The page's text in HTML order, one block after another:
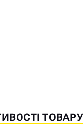
ТОВАРУ